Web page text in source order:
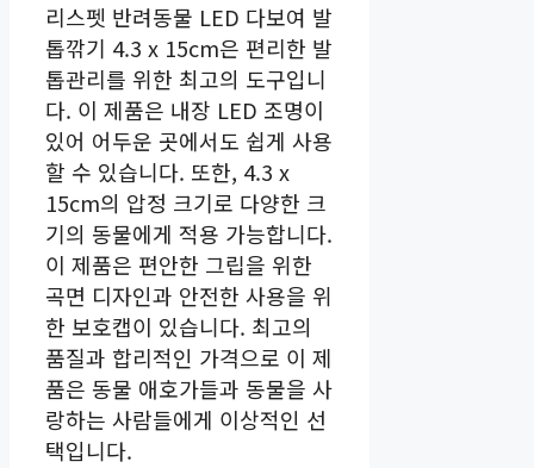
리스펫 반려동물 LED 다보여 발
톱깎기 4.3 x 15cm은 편리한 발
톱관리를 위한 최고의 도구입니
다. 이 제품은 내장 LED 조명이
있어 어두운 곳에서도 쉽게 사용
할 수 있습니다. 또한, 4.3 x
15cm의 압정 크기로 다양한 크
기의 동물에게 적용 가능합니다.
이 제품은 편안한 그립을 위한
곡면 디자인과 안전한 사용을 위
한 보호캡이 있습니다. 최고의
품질과 합리적인 가격으로 이 제
품은 동물 애호가들과 동물을 사
랑하는 사람들에게 이상적인 선
택입니다.